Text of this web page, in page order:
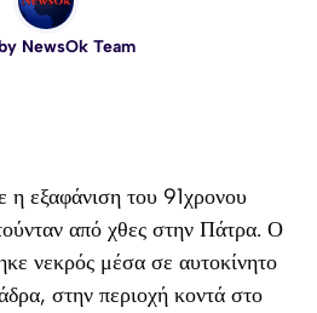
NewsOk Team
η εξαφάνιση του 91χρονου
από χθες στην Πάτρα. Ο
νεκρός μέσα σε αυτοκίνητο
στην περιοχή κοντά στο